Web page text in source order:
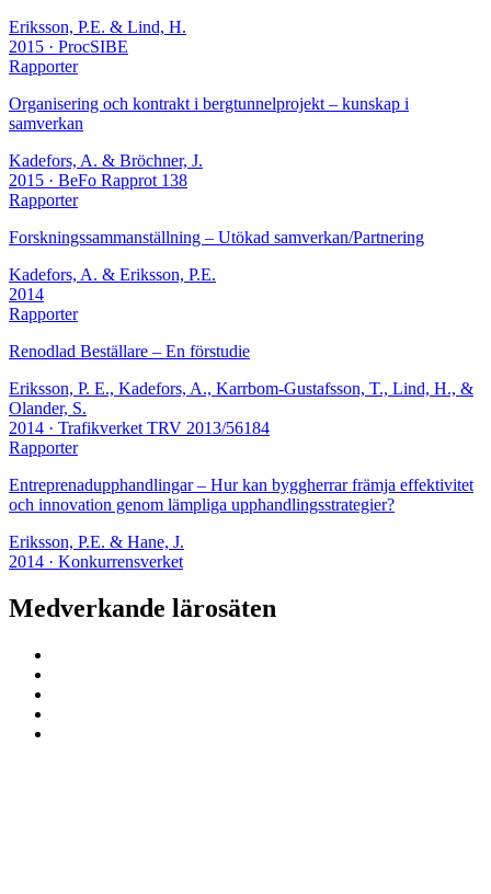
Eriksson, P.E. & Lind, H.
2015 · ProcSIBE
Rapporter
Organisering och kontrakt i bergtunnelprojekt – kunskap i
samverkan
Kadefors, A. & Bröchner, J.
2015 · BeFo Rapprot 138
Rapporter
Forskningssammanställning – Utökad samverkan/Partnering
Kadefors, A. & Eriksson, P.E.
2014
Rapporter
Renodlad Beställare – En förstudie
Eriksson, P. E., Kadefors, A., Karrbom-Gustafsson, T., Lind, H., &
Olander, S.
2014 · Trafikverket TRV 2013/56184
Rapporter
Entreprenadupphandlingar – Hur kan byggherrar främja effektivitet
och innovation genom lämpliga upphandlingsstrategier?
Eriksson, P.E. & Hane, J.
2014 · Konkurrensverket
Medverkande lärosäten